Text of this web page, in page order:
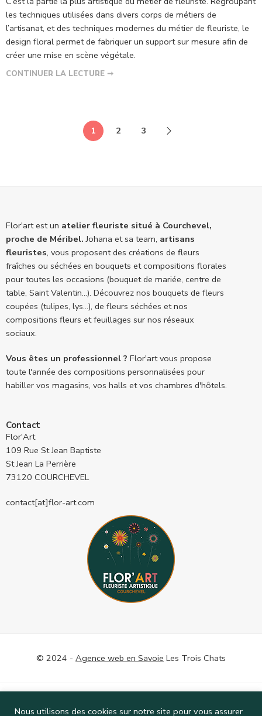
les techniques utilisées dans divers corps de métiers de
l’artisanat, et des techniques modernes du métier de fleuriste, le
design floral permet de fabriquer un support sur mesure afin de
créer une mise en scène végétale.
CONTINUER LA LECTURE ➞
1 2 3
Flor'art est un atelier fleuriste situé à Courchevel,
proche de Méribel. Johana et sa team, artisans
fleuristes, vous proposent des créations de fleurs
fraîches ou séchées en bouquets et compositions florales
pour toutes les occasions (bouquet de mariée, centre de
table, Saint Valentin...). Découvrez nos bouquets de fleurs
coupées (tulipes, lys...), de fleurs séchées et nos
compositions fleurs et feuillages sur nos réseaux
sociaux.
Vous êtes un professionnel ? Flor'art vous propose
toute l'année des compositions personnalisées pour
habiller vos magasins, vos halls et vos chambres d'hôtels.
Contact
Flor'Art
109 Rue St Jean Baptiste
St Jean La Perrière
73120 COURCHEVEL
contact[at]flor-art.com
© 2024 - Agence web en Savoie Les Trois Chats
Service de livraison Qui sommes-nous ? Nos partenaires
Nous utilisons des cookies sur notre site pour vous assurer